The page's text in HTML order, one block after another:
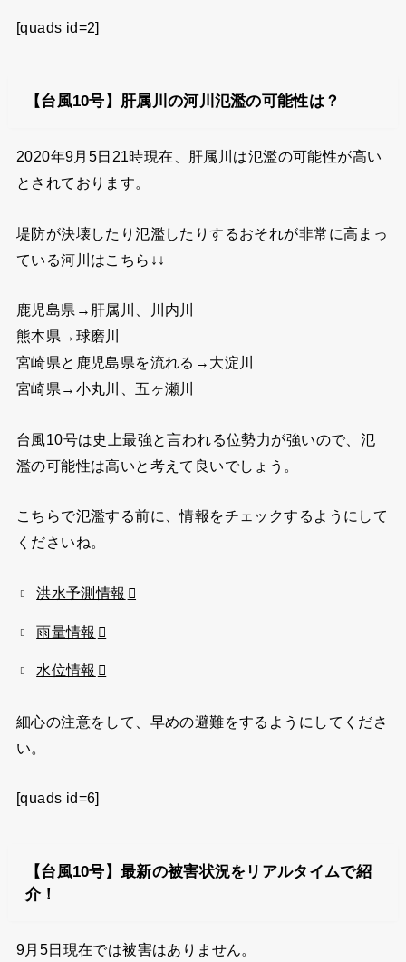
[quads id=2]
【台風10号】肝属川の河川氾濫の可能性は？
2020年9月5日21時現在、肝属川は氾濫の可能性が高い
とされております。
堤防が決壊したり氾濫したりするおそれが非常に高まっ
ている河川はこちら↓↓
鹿児島県→肝属川、川内川
熊本県→球磨川
宮崎県と鹿児島県を流れる→大淀川
宮崎県→小丸川、五ヶ瀬川
台風10号は史上最強と言われる位勢力が強いので、氾
濫の可能性は高いと考えて良いでしょう。
こちらで氾濫する前に、情報をチェックするようにして
くださいね。
洪水予測情報
雨量情報
水位情報
細心の注意をして、早めの避難をするようにしてくださ
い。
[quads id=6]
【台風10号】最新の被害状況をリアルタイムで紹
介！
9月5日現在では被害はありません。